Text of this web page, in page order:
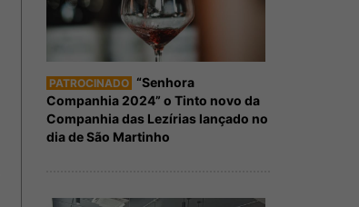
PATROCINADO “Senhora
Companhia 2024” o Tinto novo da
Companhia das Lezírias lançado no
dia de São Martinho